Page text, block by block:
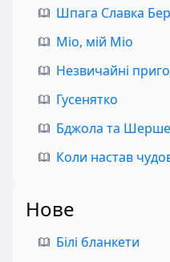
Шпага Славка
Міо, мій Міо
Незвичайні
Гусенятко
Бджола та
Коли настав
Нове
Білі бланкети